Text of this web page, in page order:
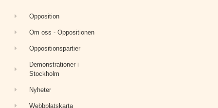
Opposition
Om oss - Oppositionen
Oppositionspartier
Demonstrationer i
Stockholm
Nyheter
Webbplatskarta